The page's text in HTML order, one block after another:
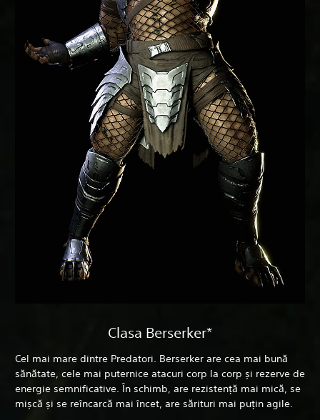
Clasa Berserker*
Cel mai mare dintre Predatori. Berserker are cea mai bună
sănătate, cele mai puternice atacuri corp la corp și rezerve de
energie semnificative. În schimb, are rezistență mai mică, se
mișcă și se reîncarcă mai încet, are sărituri mai puțin agile.